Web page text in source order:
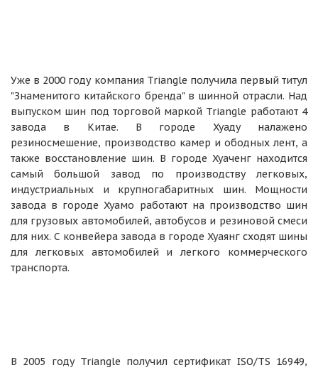
Уже в 2000 году компания Triangle получила первый титул
"Знаменитого китайского бренда" в шинной отрасли. Над
выпуском шин под торговой маркой Triangle работают 4
завода в Китае. В городе Хуаду налажено
резиносмешение, производство камер и ободных лент, а
также восстановление шин. В городе Хуаченг находится
самый большой завод по производству легковых,
индустриальных и крупногабаритных шин. Мощности
завода в городе Хуамо работают на производство шин
для грузовых автомобилей, автобусов и резиновой смеси
для них. С конвейера завода в городе Хуаянг сходят шины
для легковых автомобилей и легкого коммерческого
транспорта.
В 2005 году Triangle получил сертификат ISO/TS 16949,